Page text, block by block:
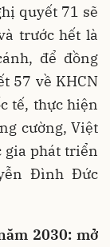
quyết 71 sẽ
trước hết là
để đồng
57 về KHCN
tế, thực hiện
cường, Việt
gia phát triển
Đình Đức
2030: mở